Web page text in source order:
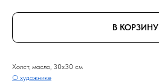
В КОРЗИНУ
Холст, масло, 30x30 см
О художнике